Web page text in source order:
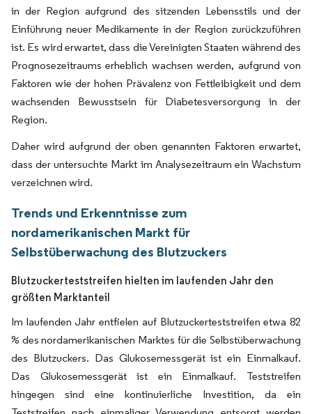
in der Region aufgrund des sitzenden Lebensstils und der
Einführung neuer Medikamente in der Region zurückzuführen
ist. Es wird erwartet, dass die Vereinigten Staaten während des
Prognosezeitraums erheblich wachsen werden, aufgrund von
Faktoren wie der hohen Prävalenz von Fettleibigkeit und dem
wachsenden Bewusstsein für Diabetesversorgung in der
Region.
Daher wird aufgrund der oben genannten Faktoren erwartet,
dass der untersuchte Markt im Analysezeitraum ein Wachstum
verzeichnen wird.
Trends und Erkenntnisse zum
nordamerikanischen Markt für
Selbstüberwachung des Blutzuckers
Blutzuckerteststreifen hielten im laufenden Jahr den
größten Marktanteil
Im laufenden Jahr entfielen auf Blutzuckerteststreifen etwa 82
% des nordamerikanischen Marktes für die Selbstüberwachung
des Blutzuckers. Das Glukosemessgerät ist ein Einmalkauf.
Das Glukosemessgerät ist ein Einmalkauf. Teststreifen
hingegen sind eine kontinuierliche Investition, da ein